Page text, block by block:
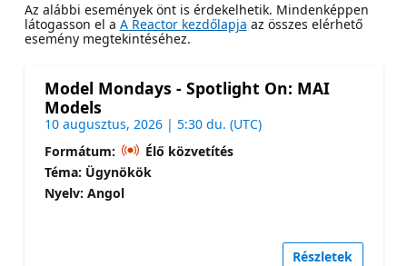
Az alábbi események önt is érdekelhetik. Mindenképpen
látogasson el a A Reactor kezdőlapja az összes elérhető
esemény megtekintéséhez.
Model Mondays - Spotlight On: MAI
Models
10 augusztus, 2026 | 5:30 du. (UTC)
Formátum:
Élő közvetítés
Téma: Ügynökök
Nyelv: Angol
Részletek